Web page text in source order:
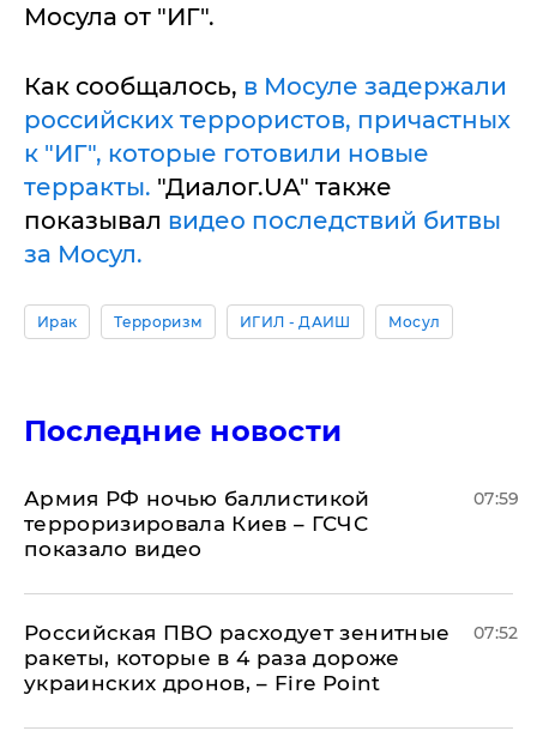
Мосула от "ИГ".
Как сообщалось, в Мосуле задержали
российских террористов, причастных
к "ИГ", которые готовили новые
терракты. "Диалог.UA" также
показывал видео последствий битвы
за Мосул.
Ирак Терроризм ИГИЛ - ДАИШ Мосул
Последние новости
Армия РФ ночью баллистикой
терроризировала Киев – ГСЧС
показало видео
07:59
Российская ПВО расходует зенитные
ракеты, которые в 4 раза дороже
украинских дронов, – Fire Point
07:52